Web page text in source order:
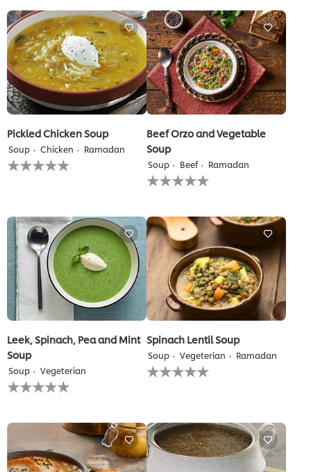
لهذا
تقييمات
لهذا
Pickled Chicken Soup
Soup Chicken Ramadan
لم
يتم
لهذا
Beef Orzo and Vegetable
Soup
Soup Beef Ramadan
لم
يتم
تقييمات
لهذا
Leek, Spinach, Pea and Mint
Soup
Soup Vegeterian
لم
يتم
Spinach Lentil Soup
Soup Vegeterian Ramadan
لم
يتم
لهذا